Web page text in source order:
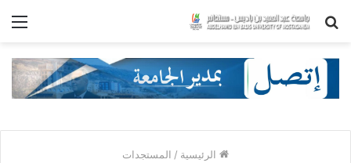
بحث
الرئيسية / المستجدات